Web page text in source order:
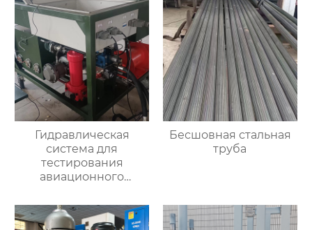
Гидравлическая
система для
тестирования
авиационного
Бесшовная стальная
труба